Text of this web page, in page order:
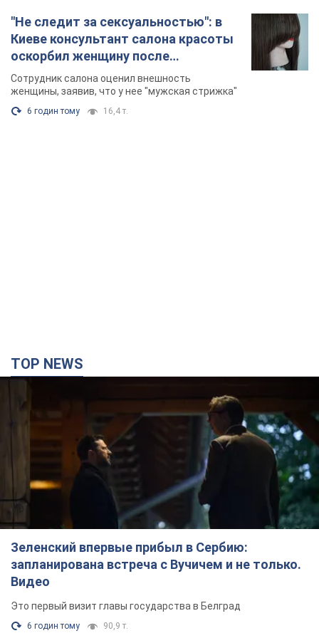
"Не следит за сексуальностью": в
Киеве консультант салона красоты
оскорбил женщину после
химиотерапии, разгорелся скандал.
Фото
Сотрудник салона оценил внешность
женщины, заявив, что у нее "мужская стрижка"
6 годин тому 16,4 т.
TOP NEWS
Зеленский впервые прибыл в Сербию:
запланирована встреча с Вучичем и не только.
Видео
Это первый визит главы государства в Белград
6 годин тому 90,9 т.